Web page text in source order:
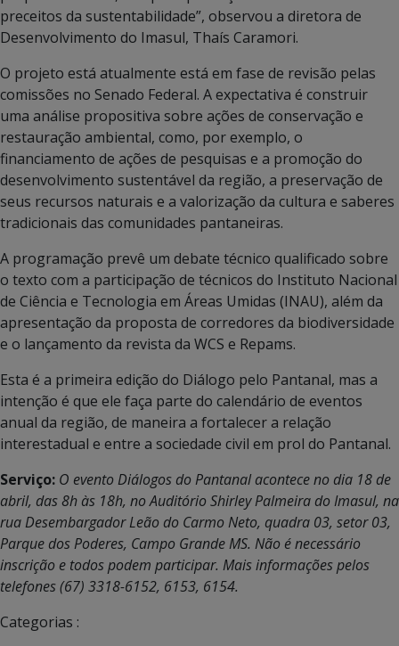
preceitos da sustentabilidade”, observou a diretora de
Desenvolvimento do Imasul, Thaís Caramori.
O projeto está atualmente está em fase de revisão pelas
comissões no Senado Federal. A expectativa é construir
uma análise propositiva sobre ações de conservação e
restauração ambiental, como, por exemplo, o
financiamento de ações de pesquisas e a promoção do
desenvolvimento sustentável da região, a preservação de
seus recursos naturais e a valorização da cultura e saberes
tradicionais das comunidades pantaneiras.
A programação prevê um debate técnico qualificado sobre
o texto com a participação de técnicos do Instituto Nacional
de Ciência e Tecnologia em Áreas Umidas (INAU), além da
apresentação da proposta de corredores da biodiversidade
e o lançamento da revista da WCS e Repams.
Esta é a primeira edição do Diálogo pelo Pantanal, mas a
intenção é que ele faça parte do calendário de eventos
anual da região, de maneira a fortalecer a relação
interestadual e entre a sociedade civil em prol do Pantanal.
Serviço: O evento Diálogos do Pantanal acontece no dia 18 de
abril, das 8h às 18h, no Auditório Shirley Palmeira do Imasul, na
rua Desembargador Leão do Carmo Neto, quadra 03, setor 03,
Parque dos Poderes, Campo Grande MS. Não é necessário
inscrição e todos podem participar. Mais informações pelos
telefones (67) 3318-6152, 6153, 6154.
Categorias :